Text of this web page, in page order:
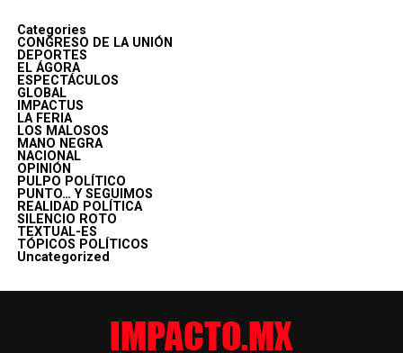
Categories
CONGRESO DE LA UNIÓN
DEPORTES
EL ÁGORA
ESPECTÁCULOS
GLOBAL
IMPACTUS
LA FERIA
LOS MALOSOS
MANO NEGRA
NACIONAL
OPINIÓN
PULPO POLÍTICO
PUNTO… Y SEGUIMOS
REALIDAD POLÍTICA
SILENCIO ROTO
TEXTUAL-ES
TÓPICOS POLÍTICOS
Uncategorized